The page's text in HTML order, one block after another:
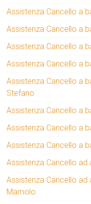
Assistenza Cancello a
Assistenza Cancello a
Assistenza Cancello a
Assistenza Cancello a
Assistenza Cancello a
Stefano
Assistenza Cancello a
Assistenza Cancello a
Assistenza Cancello a
Assistenza Cancello ad
Assistenza Cancello ad
Mamolo